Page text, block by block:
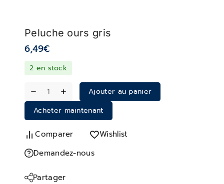
Peluche ours gris
6,49€
2 en stock
Ajouter au panier
Acheter maintenant
Comparer
Wishlist
Demandez-nous
Partager